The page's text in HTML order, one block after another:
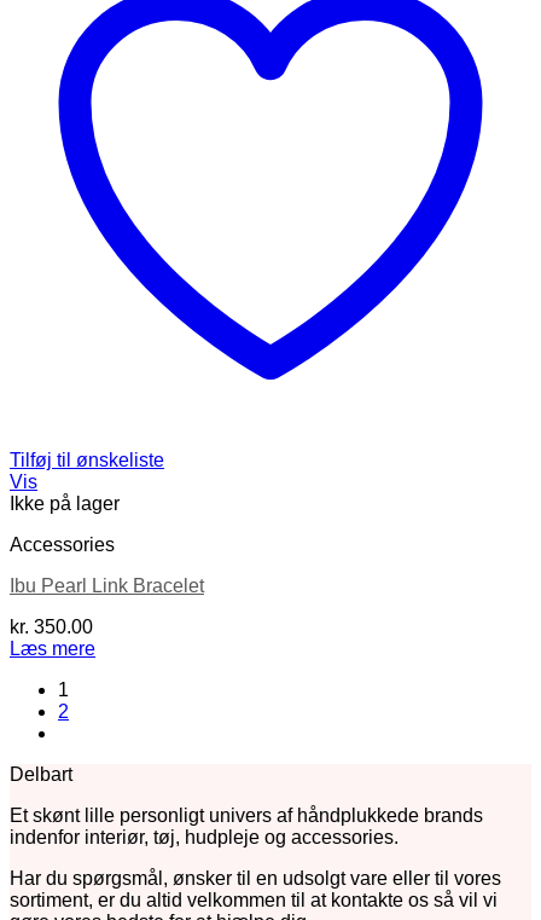
Tilføj til ønskeliste
Vis
Ikke på lager
Accessories
Ibu Pearl Link Bracelet
kr. 350.00
Læs mere
1
2
Delbart
Et skønt lille personligt univers af håndplukkede brands
indenfor interiør, tøj, hudpleje og accessories.
Har du spørgsmål, ønsker til en udsolgt vare eller til vores
sortiment, er du altid velkommen til at kontakte os så vil vi